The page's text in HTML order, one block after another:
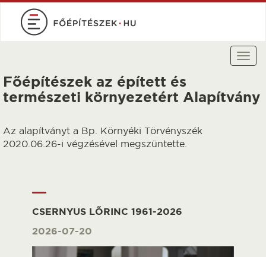
Ugrás
tartalomra
Főépítészek az épített és
természeti környezetért Alapítvány
Az alapítványt a Bp. Környéki Törvényszék
2020.06.26-i végzésével megszüntette.
CSERNYUS LŐRINC 1961-2026
2026-07-20